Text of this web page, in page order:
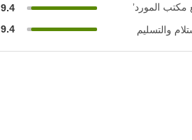
مكتب المورد’
9.4
والتسليم
9.4